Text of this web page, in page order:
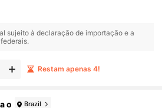
sujeito à declaração de importação e a
Restam apenas 4!
o Brazil